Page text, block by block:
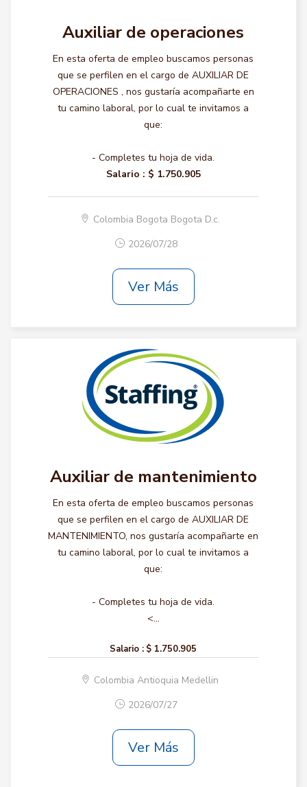
Auxiliar de operaciones
En esta oferta de empleo buscamos personas
que se perfilen en el cargo de AUXILIAR DE
OPERACIONES , nos gustaría acompañarte en
tu camino laboral, por lo cual te invitamos a
que:
- Completes tu hoja de vida.
Salario : $ 1.750.905
Colombia Bogota Bogota D.c.
2026/07/28
Ver Más
Auxiliar de mantenimiento
En esta oferta de empleo buscamos personas
que se perfilen en el cargo de AUXILIAR DE
MANTENIMIENTO, nos gustaría acompañarte en
tu camino laboral, por lo cual te invitamos a
que:
- Completes tu hoja de vida.
<...
Salario : $ 1.750.905
Colombia Antioquia Medellin
2026/07/27
Ver Más